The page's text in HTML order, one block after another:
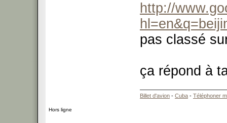
http://
pas classé
ça répond à
Billet d'avion - Cuba - Téléphoner
Hors ligne